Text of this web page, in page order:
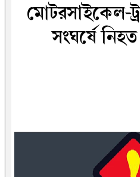
মোটরসাইকেল-
সংঘর্ষে